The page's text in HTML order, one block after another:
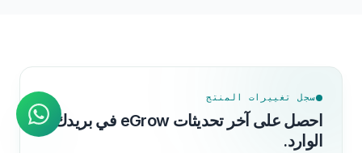
سجل تغييرات المنتج
احصل على آخر تحديثات eGrow في بريدك
الوارد.